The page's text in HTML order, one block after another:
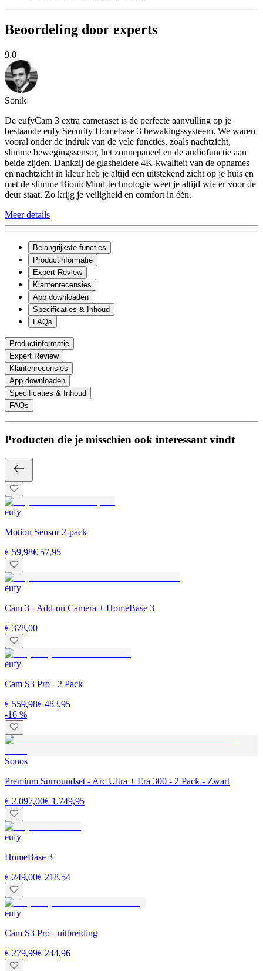
Beoordeling door experts
9.0
Sonik
De eufyCam 3 extra cameraset is de perfecte aanvulling op je
bestaande eufy Security Homebase 3 bewakingssysteem. We waren
vooral onder de indruk van de vele functies, zoals nachtzicht,
slimme bewegingssensor, het zonnepaneel en de audiofunctie aan
beide zijden. Dankzij de glasheldere 4K-kwaliteit van de opnames
en nachtzicht in kleur heb je altijd een uitstekend zicht op je huis en
met de slimme BionicMind-technologie weet je altijd wie er voor de
deur staat. Zo krijg je veiligheid en comfort in één.
Meer details
Belangrijkste functies
Productinformatie
Expert Review
Klantenrecensies
App downloaden
Specificaties & Inhoud
FAQs
Productinformatie
Expert Review
Klantenrecensies
App downloaden
Specificaties & Inhoud
FAQs
Producten die je misschien ook interessant vindt
eufy
Motion Sensor 2-pack
€ 59,98€ 57,95
eufy
Cam 3 - Add-on Camera + HomeBase 3
€ 378,00
eufy
Cam S3 Pro - 2 Pack
€ 559,98€ 483,95
-16 %
Sonos
Premium Surroundset - Arc Ultra + Era 300 - 2 Pack - Zwart
€ 2.097,00€ 1.749,95
eufy
HomeBase 3
€ 249,00€ 218,54
eufy
Cam S3 Pro - uitbreiding
€ 279,99€ 244,96